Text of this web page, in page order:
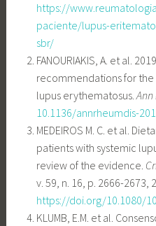
https://
paciente/lupus-
sbr/
FANOURIAKIS, A. et al.
recommendations for
lupus erythematosus.Ann
10.1136/annrheumdis-
MEDEIROS M. C. et al.
patients with systemic
review of the evidence.
v. 59, n. 16, p. 2666-2673,
https://doi.org/10.1080/
KLUMB, E.M. et al.